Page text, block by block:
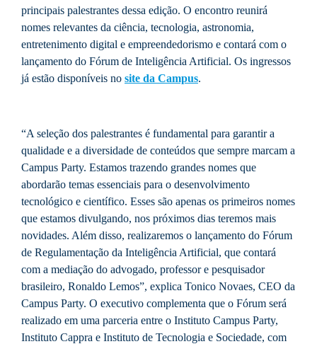
principais palestrantes dessa edição. O encontro reunirá
nomes relevantes da ciência, tecnologia, astronomia,
entretenimento digital e empreendedorismo e contará com o
lançamento do Fórum de Inteligência Artificial. Os ingressos
já estão disponíveis no site da Campus.
“A seleção dos palestrantes é fundamental para garantir a
qualidade e a diversidade de conteúdos que sempre marcam a
Campus Party. Estamos trazendo grandes nomes que
abordarão temas essenciais para o desenvolvimento
tecnológico e científico. Esses são apenas os primeiros nomes
que estamos divulgando, nos próximos dias teremos mais
novidades. Além disso, realizaremos o lançamento do Fórum
de Regulamentação da Inteligência Artificial, que contará
com a mediação do advogado, professor e pesquisador
brasileiro, Ronaldo Lemos”, explica Tonico Novaes, CEO da
Campus Party. O executivo complementa que o Fórum será
realizado em uma parceria entre o Instituto Campus Party,
Instituto Cappra e Instituto de Tecnologia e Sociedade, com